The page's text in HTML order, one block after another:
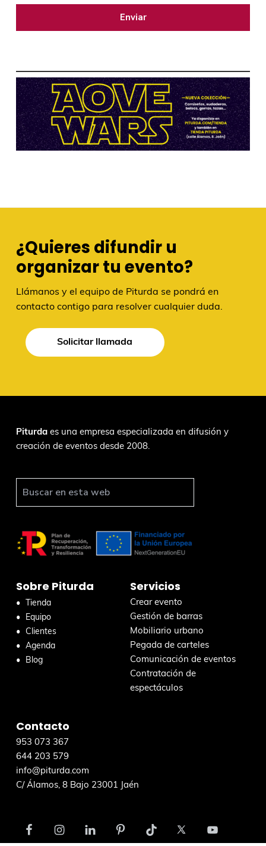
¿Quieres difundir u
organizar tu evento?
Llámanos y el equipo de Piturda se pondrá en
contacto contigo para resolver cualquier duda.
Solicitar llamada
Piturdaes una empresa especializada en difusión y
creación de eventos desde 2008.
c
e
Sobre Piturda
Tienda
Equipo
Clientes
Agenda
Blog
Servicios
Crear evento
Gestión de barras
Mobiliario urbano
Pegada de carteles
Comunicación de eventos
Contratación de
espectáculos
Contacto
953 073 367
644 203 579
info@piturda.com
C/ Álamos, 8 Bajo 23001 Jaén